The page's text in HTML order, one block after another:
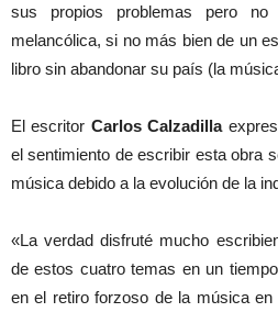
sus propios problemas pero
melancólica, si no más bien de un
libro sin abandonar su país (la
El escritor Carlos Calzadilla
el sentimiento de escribir esta obra
música debido a la evolución de la
«La verdad disfruté mucho
de estos cuatro temas en un
en el retiro forzoso de la música